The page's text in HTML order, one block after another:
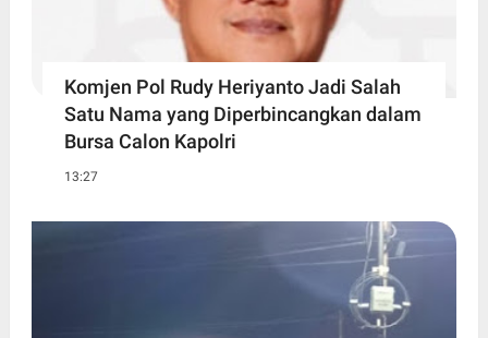
Komjen Pol Rudy Heriyanto Jadi Salah
Satu Nama yang Diperbincangkan dalam
Bursa Calon Kapolri
13:27